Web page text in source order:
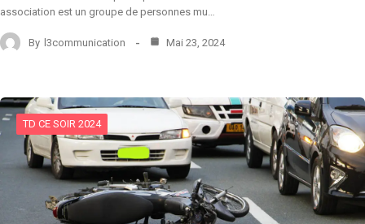
association est un groupe de personnes mu…
By l3communication Mai 23, 2024
TD CE SOIR 2024